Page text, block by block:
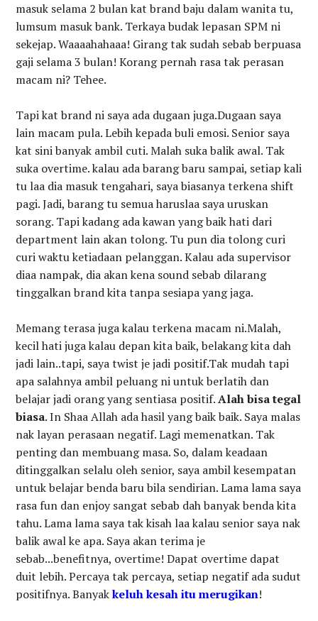
masuk selama 2 bulan kat brand baju dalam wanita tu,
lumsum masuk bank. Terkaya budak lepasan SPM ni
sekejap. Waaaahahaaa! Girang tak sudah sebab berpuasa
gaji selama 3 bulan! Korang pernah rasa tak perasan
macam ni? Tehee.
Tapi kat brand ni saya ada dugaan juga.Dugaan saya
lain macam pula. Lebih kepada buli emosi. Senior saya
kat sini banyak ambil cuti. Malah suka balik awal. Tak
suka overtime. kalau ada barang baru sampai, setiap kali
tu laa dia masuk tengahari, saya biasanya terkena shift
pagi. Jadi, barang tu semua haruslaa saya uruskan
sorang. Tapi kadang ada kawan yang baik hati dari
department lain akan tolong. Tu pun dia tolong curi
curi waktu ketiadaan pelanggan. Kalau ada supervisor
diaa nampak, dia akan kena sound sebab dilarang
tinggalkan brand kita tanpa sesiapa yang jaga.
Memang terasa juga kalau terkena macam ni.Malah,
kecil hati juga kalau depan kita baik, belakang kita dah
jadi lain..tapi, saya twist je jadi positif.Tak mudah tapi
apa salahnya ambil peluang ni untuk berlatih dan
belajar jadi orang yang sentiasa positif.Alah bisa tegal
biasa. In Shaa Allah ada hasil yang baik baik. Saya malas
nak layan perasaan negatif. Lagi memenatkan. Tak
penting dan membuang masa. So, dalam keadaan
ditinggalkan selalu oleh senior, saya ambil kesempatan
untuk belajar benda baru bila sendirian. Lama lama saya
rasa fun dan enjoy sangat sebab dah banyak benda kita
tahu. Lama lama saya tak kisah laa kalau senior saya nak
balik awal ke apa. Saya akan terima je
sebab...benefitnya, overtime! Dapat overtime dapat
duit lebih. Percaya tak percaya, setiap negatif ada sudut
positifnya. Banyakkeluh kesah itu merugikan!